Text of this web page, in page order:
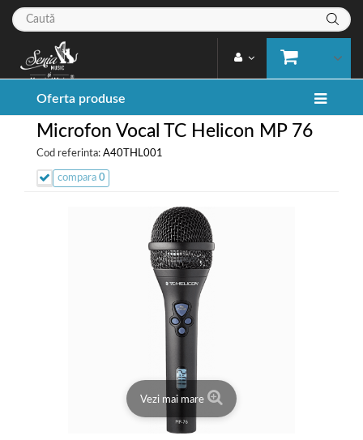
Oferta produse
Microfon Vocal TC Helicon MP 76
Cod referinta: A40THL001
compara 0
Vezi mai mare